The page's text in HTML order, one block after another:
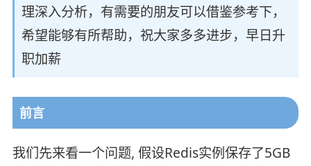
理深入分析，有需要的朋友可以借鉴参考下，
希望能够有所帮助，祝大家多多进步，早日升
职加薪
前言
我们先来看一个问题, 假设Redis实例保存了5GB